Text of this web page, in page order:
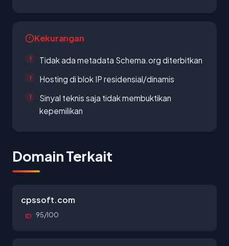
Kekurangan
Tidak ada metadata Schema.org diterbitkan
Hosting di blok IP residensial/dinamis
Sinyal teknis saja tidak membuktikan
kepemilikan
Domain Terkait
cpssoft.com
ID 95/100